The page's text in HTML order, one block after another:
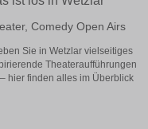
Comedy Open Airs
Sie in Wetzlar vielseitiges
Theateraufführungen
hier finden alles im Überblick